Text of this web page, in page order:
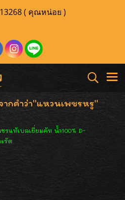
( คุณหน่อย )
กคำว่า"แหวนเพชรหรู"
รแท้เบลเยี่ยมคัท น้ำ100% D-
รัต